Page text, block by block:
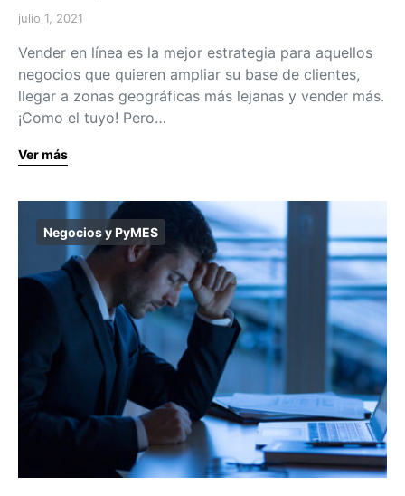
julio 1, 2021
Vender en línea es la mejor estrategia para aquellos
negocios que quieren ampliar su base de clientes,
llegar a zonas geográficas más lejanas y vender más.
¡Como el tuyo! Pero…
Ver más
Negocios y PyMES